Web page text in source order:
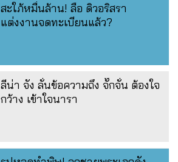
สะใภ้หมื่นล้าน! ลือ ดิวอริสรา
แต่งงานจดทะเบียนแล้ว?
ลีน่า จัง ลั่นข้อความถึง จั๊กจั่น ต้องใจ
กว้าง เข้าใจนารา